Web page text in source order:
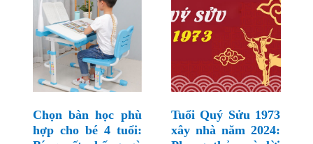
Chọn bàn học phù
hợp cho bé 4 tuổi:
Tuổi Quý Sửu 1973
xây nhà năm 2024: